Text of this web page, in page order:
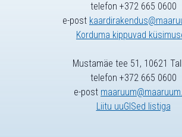
telefon +372 665 0600
e-post
Korduma kippuvad
Mustamäe tee 51, 10621
telefon +372 665 0600
e-post
Liitu uuGISed listiga